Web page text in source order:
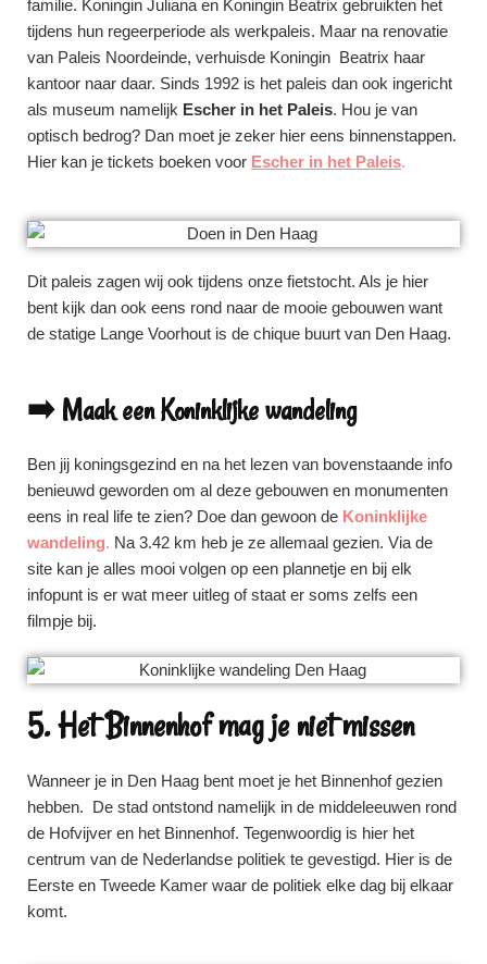
familie. Koningin Juliana en Koningin Beatrix gebruikten het
tijdens hun regeerperiode als werkpaleis. Maar na renovatie
van Paleis Noordeinde, verhuisde Koningin Beatrix haar
kantoor naar daar. Sinds 1992 is het paleis dan ook ingericht
als museum namelijk Escher in het Paleis. Hou je van
optisch bedrog? Dan moet je zeker hier eens binnenstappen.
Hier kan je tickets boeken voor Escher in het Paleis.
Dit paleis zagen wij ook tijdens onze fietstocht. Als je hier
bent kijk dan ook eens rond naar de mooie gebouwen want
de statige Lange Voorhout is de chique buurt van Den Haag.
➡️ Maak een Koninklijke wandeling
Ben jij koningsgezind en na het lezen van bovenstaande info
benieuwd geworden om al deze gebouwen en monumenten
eens in real life te zien? Doe dan gewoon de Koninklijke
wandeling. Na 3.42 km heb je ze allemaal gezien. Via de
site kan je alles mooi volgen op een plannetje en bij elk
infopunt is er wat meer uitleg of staat er soms zelfs een
filmpje bij.
5. Het Binnenhof mag je niet missen
Wanneer je in Den Haag bent moet je het Binnenhof gezien
hebben. De stad ontstond namelijk in de middeleeuwen rond
de Hofvijver en het Binnenhof. Tegenwoordig is hier het
centrum van de Nederlandse politiek te gevestigd. Hier is de
Eerste en Tweede Kamer waar de politiek elke dag bij elkaar
komt.